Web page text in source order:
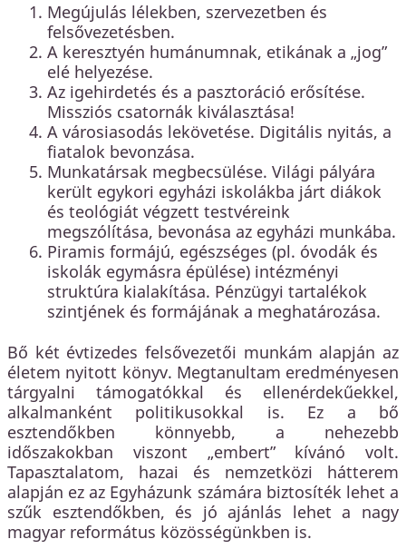
Megújulás lélekben, szervezetben és
felsővezetésben.
A keresztyén humánumnak, etikának a „jog”
elé helyezése.
Az igehirdetés és a pasztoráció erősítése.
Missziós csatornák kiválasztása!
A városiasodás lekövetése. Digitális nyitás, a
fiatalok bevonzása.
Munkatársak megbecsülése. Világi pályára
került egykori egyházi iskolákba járt diákok
és teológiát végzett testvéreink
megszólítása, bevonása az egyházi munkába.
Piramis formájú, egészséges (pl. óvodák és
iskolák egymásra épülése) intézményi
struktúra kialakítása. Pénzügyi tartalékok
szintjének és formájának a meghatározása.
Bő két évtizedes felsővezetői munkám alapján az
életem nyitott könyv. Megtanultam eredményesen
tárgyalni támogatókkal és ellenérdekűekkel,
alkalmanként politikusokkal is. Ez a bő
esztendőkben könnyebb, a nehezebb
időszakokban viszont „embert” kívánó volt.
Tapasztalatom, hazai és nemzetközi hátterem
alapján ez az Egyházunk számára biztosíték lehet a
szűk esztendőkben, és jó ajánlás lehet a nagy
magyar református közösségünkben is.